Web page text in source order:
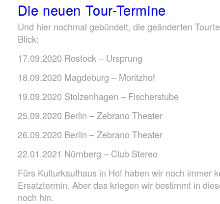
Die neuen Tour-Termine
Und hier nochmal gebündelt, die geänderten
Blick:
17.09.2020 Rostock – Ursprung
18.09.2020 Magdeburg – Moritzhof
19.09.2020 Stolzenhagen – Fischerstube
25.09.2020 Berlin – Zebrano Theater
26.09.2020 Berlin – Zebrano Theater
22.01.2021 Nürnberg – Club Stereo
Fürs Kulturkaufhaus in Hof haben wir noch immer
Ersatztermin. Aber das kriegen wir bestimmt in
noch hin.